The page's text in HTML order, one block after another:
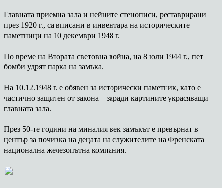
Главната приемна зала и нейните стенописи, реставрирани
през 1920 г., са вписани в инвентара на историческите
паметници на 10 декември 1948 г.
По време на Втората световна война, на 8 юли 1944 г., пет
бомби удрят парка на замъка.
На 10.12.1948 г. e обявен за исторически паметник, като е
частично защитен от закона – заради картините украсяващи
главната зала.
През 50-те години на миналия век замъкът е превърнат в
център за почивка на децата на служителите на Френската
национална железопътна компания.